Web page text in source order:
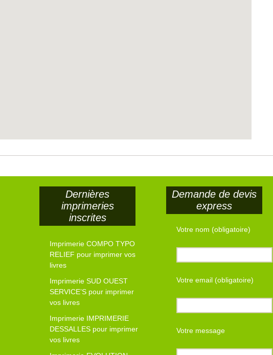
Dernières
imprimeries
inscrites
Imprimerie COMPO TYPO
RELIEF pour imprimer vos
livres
Imprimerie SUD OUEST
SERVICE’S pour imprimer
vos livres
Imprimerie IMPRIMERIE
DESSALLES pour imprimer
vos livres
Demande de devis
express
Votre nom (obligatoire)
Votre email (obligatoire)
Votre message